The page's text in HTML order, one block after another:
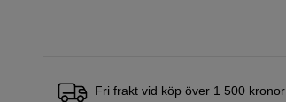
Fri frakt vid köp över 1 500 kronor